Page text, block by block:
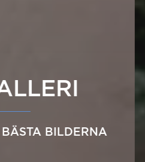
BÄSTA BILDERNA